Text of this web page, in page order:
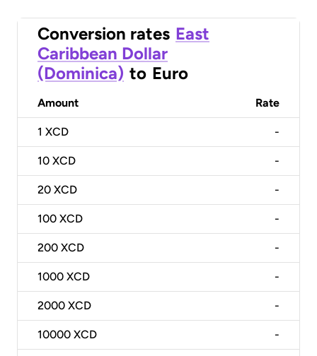
Conversion rates East
Caribbean Dollar
(Dominica) to Euro
Amount Rate
1 XCD -
10 XCD -
20 XCD -
100 XCD -
200 XCD -
1000 XCD -
2000 XCD -
10000 XCD -